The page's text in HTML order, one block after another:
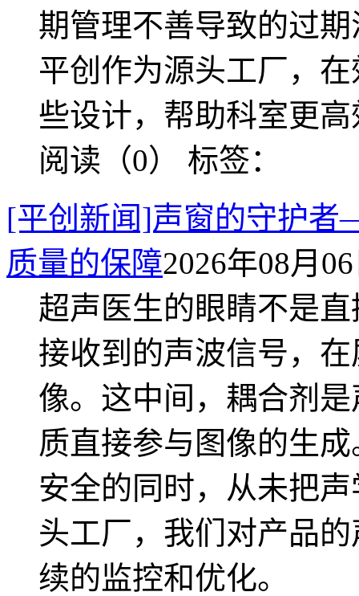
期管理不善导致的过
平创作为源头工厂，
些设计，帮助科室更
阅读（0） 标签：
[平创新闻]声窗的守护
质量的保障2026年08月
超声医生的眼睛不是
接收到的声波信号，
像。这中间，耦合剂
质直接参与图像的生
安全的同时，从未把
头工厂，我们对产品
续的监控和优化。